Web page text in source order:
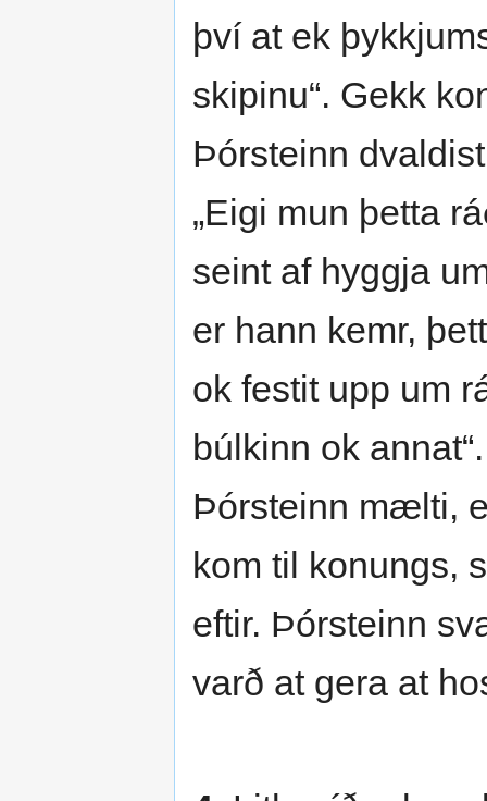
því at ek
skipinu“. Gekk
Þórsteinn
„Eigi mun þetta
seint af hyggja
er hann kemr,
ok festit upp um
búlkinn ok
Þórsteinn mælti,
kom til konungs,
eftir. Þórsteinn
varð at gera at